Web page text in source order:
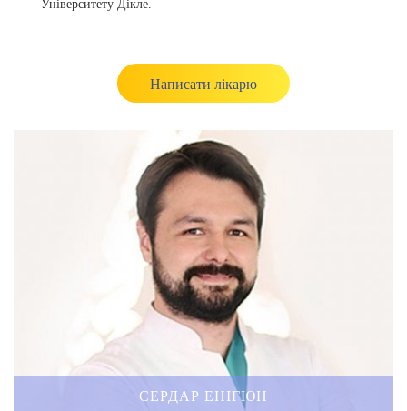
Університету Дікле.
Написати лікарю
СЕРДАР ЕНІГЮН